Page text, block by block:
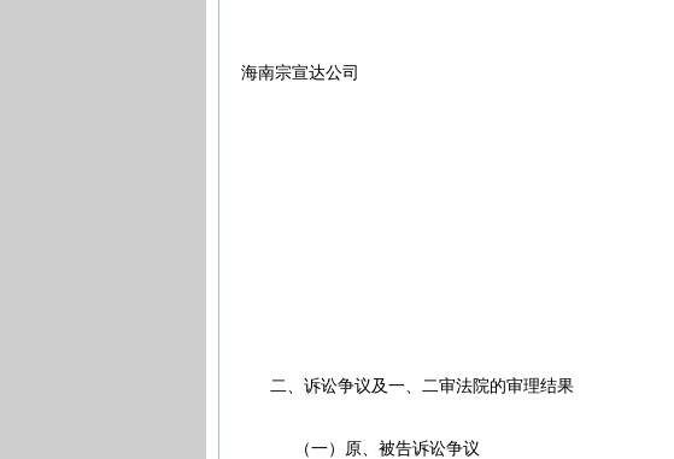
海南宗宣达公司
二、诉讼争议及一、二审法院的审理结果
（一）原、被告诉讼争议